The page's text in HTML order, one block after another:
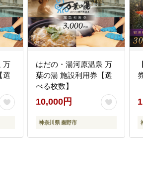
万
選
はだの・湯河原温泉 万
葉の湯 施設利用券【選
べる枚数】
10,000円
神奈川県 秦野市